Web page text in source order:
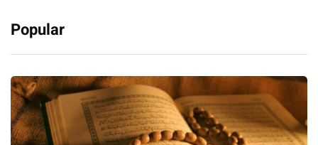
Popular